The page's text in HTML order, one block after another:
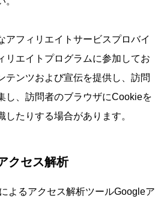
アフィリエイトサービスプロバイ
リエイトプログラムに参加してお
テンツおよび宣伝を提供し、訪問
し、訪問者のブラウザにCookieを
たりする場合があります。
クセス解析
よるアクセス解析ツールGoogleア